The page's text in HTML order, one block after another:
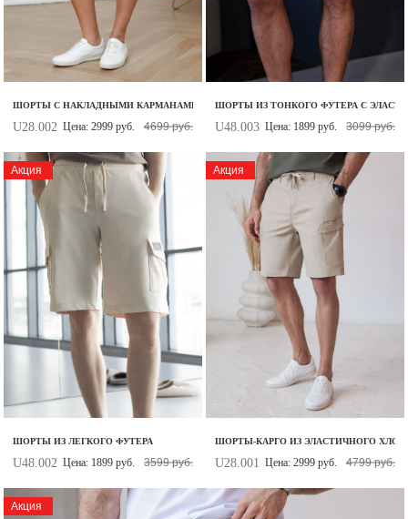
ШОРТЫ С НАКЛАДНЫМИ КАРМАНАМИ ИЗ ЭЛАСТИЧНОГО ТВИЛЛА
U28.002 Цена: 2999 руб. 4699 руб.
ШОРТЫ ИЗ ТОНКОГО ФУТЕРА С
U48.003 Цена: 1899 руб. 3099 руб.
Акция
ШОРТЫ ИЗ ЛЕГКОГО ФУТЕРА
U48.002 Цена: 1899 руб. 3599 руб.
Акция
ШОРТЫ-КАРГО ИЗ ЭЛАСТИЧНОГО
U28.001 Цена: 2999 руб. 4799 руб.
Акция